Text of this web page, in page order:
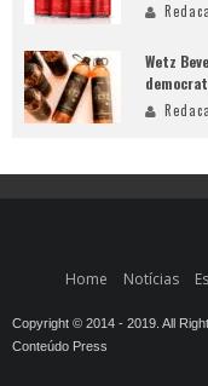
Wetz
Home Notícias
Copyright © 2014 - 2019. All
Conteúdo Press